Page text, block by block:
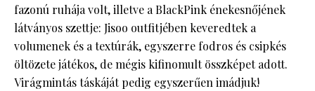
fazonú ruhája volt, illetve a BlackPink énekesnőjének
látványos szettje: Jisoo outfitjében keveredtek a
volumenek és a textúrák, egyszerre fodros és csipkés
öltözete játékos, de mégis kifinomult összképet adott.
Virágmintás táskáját pedig egyszerűen imádjuk!